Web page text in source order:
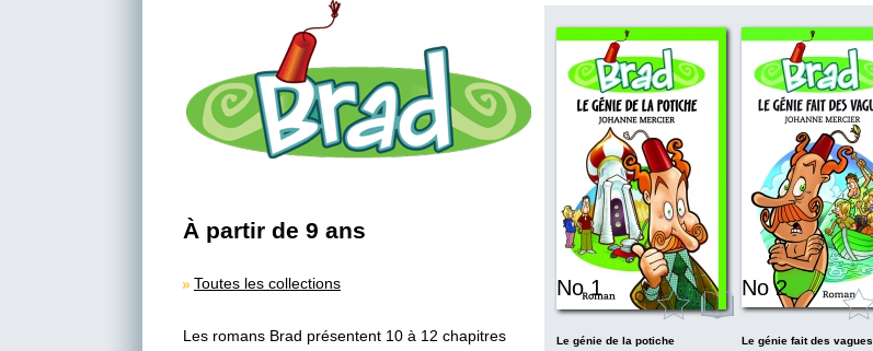
À partir de 9 ans
Toutes les collections
Les romans Brad présentent 10 à 12 chapitres
No 1
Le génie de la potiche
No 2
Le génie fait des vagues